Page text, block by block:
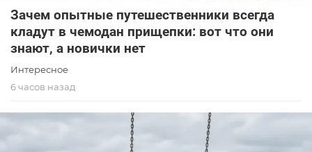
Зачем опытные путешественники всегда
кладут в чемодан прищепки: вот что они
знают, а новички нет
Интересное
6 часов назад